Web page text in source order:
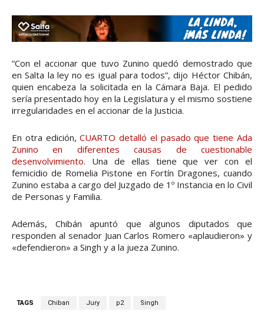
“Con el accionar que tuvo Zunino quedó demostrado que
en Salta la ley no es igual para todos”, dijo Héctor Chibán,
quien encabeza la solicitada en la Cámara Baja. El pedido
sería presentado hoy en la Legislatura y el mismo sostiene
irregularidades en el accionar de la Justicia.
En otra edición,CUARTO detalló el pasado que tiene Ada
Zunino en diferentes causas de cuestionable
desenvolvimiento. Una de ellas tiene que ver con el
femicidio de Romelia Pistone en Fortín Dragones, cuando
Zunino estaba a cargo del Juzgado de 1º Instancia en lo Civil
de Personas y Familia.
Además, Chibán apuntó que algunos diputados que
responden al senador Juan Carlos Romero «aplaudieron» y
«defendieron» a Singh y a la jueza Zunino.
TAGS Chiban Jury p2 Singh